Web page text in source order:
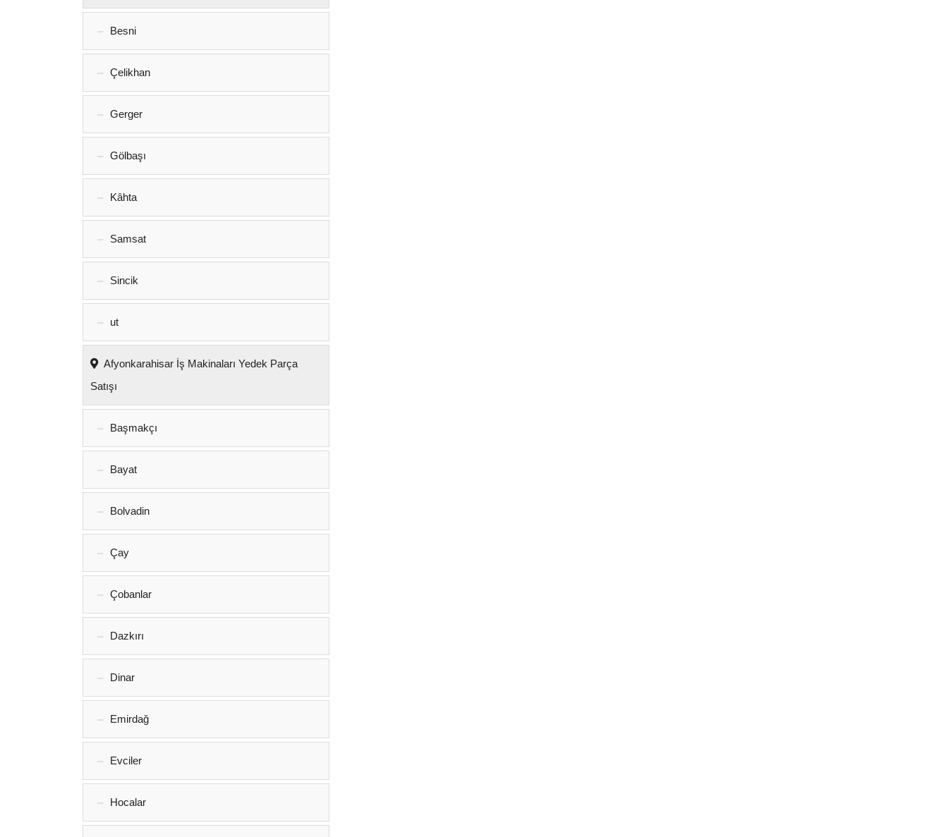
Besni
Çelikhan
Gerger
Gölbaşı
Kâhta
Samsat
Sincik
ut
Afyonkarahisar İş Makinaları Yedek Parça
Satışı
Başmakçı
Bayat
Bolvadin
Çay
Çobanlar
Dazkırı
Dinar
Emirdağ‎
Evciler‎
Hocalar